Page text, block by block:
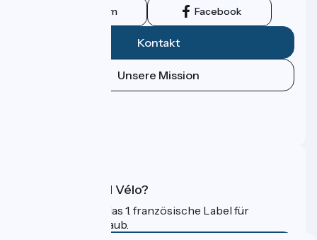
Instagram Facebook
Kontakt
Unsere Mission
Was ist Accueil Vélo?
Accueil Vélo ist das 1. französische Label für
Radfahrer im Urlaub.